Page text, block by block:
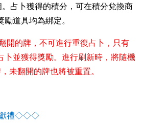
占卜獲得的積分，可在積分兌換商
道具均為綁定。
開的牌，不可進行重復占卜，只有
卜並獲得獎勵。進行刷新時，將隨機
未翻開的牌也將被重置。
禮◇◇◇